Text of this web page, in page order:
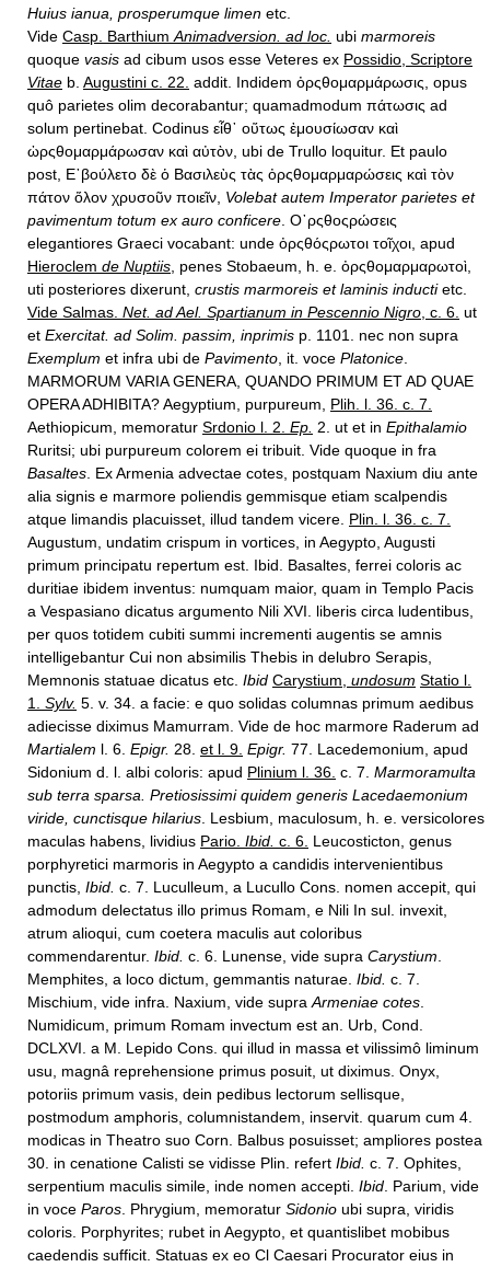
Huius ianua, prosperumque limen etc.
Vide Casp. Barthium Animadversion. ad loc. ubi marmoreis
quoque vasis ad cibum usos esse Veteres ex Possidio, Scriptore
Vitae b. Augustini c. 22. addit. Indidem ὀρςθομαρμάρωσις, opus
quô parietes olim decorabantur; quamadmodum πάτωσις ad
solum pertinebat. Codinus εἶθ᾿ οὕτως ἐμουσίωσαν καὶ
ὠρςθομαρμάρωσαν καὶ αὐτὸν, ubi de Trullo loquitur. Et paulo
post, Ε᾿βούλετο δὲ ὁ Βασιλεὺς τὰς ὀρςθομαρμαρώσεις καὶ τὸν
πάτον ὅλον χρυσοῦν ποιεῖν, Volebat autem Imperator parietes et
pavimentum totum ex auro conficere . Ο᾿ρςθοςρώσεις
elegantiores Graeci vocabant: unde ὀρςθόςρωτοι τοῖχοι, apud
Hieroclem de Nuptiis penes Stobaeum, h. e. ὀρςθομαρμαρωτοὶ,
uti posteriores dixerunt, crustis marmoreis et laminis inductietc.
Vide Salmas. Net. ad Ael. Spartianum in Pescennio Nigro , c. 6. ut
et Exercitat. ad Solim. passim, inprimis p. 1101. nec non supra
Exemplum et infra ubi de Pavimento , it. voce Platonice
MARMORUM VARIA GENERA, QUANDO PRIMUM ET AD QUAE
OPERA ADHIBITA? Aegyptium, purpureum, Plih. l. 36. c. 7.
Aethiopicum, memoratur Srdonio l. 2. Ep. 2. ut et in Epithalamio
Ruritsi; ubi purpureum colorem ei tribuit. Vide quoque in fra
Basaltes . Ex Armenia advectae cotes, postquam Naxium diu ante
alia signis e marmore poliendis gemmisque etiam scalpendis
atque limandis placuisset, illud tandem vicere. Plin. l. 36. c. 7.
Augustum, undatim crispum in vortices, in Aegypto, Augusti
primum principatu repertum est. Ibid. Basaltes, ferrei coloris ac
duritiae ibidem inventus: numquam maior, quam in Templo Pacis
a Vespasiano dicatus argumento Nili XVI. liberis circa ludentibus,
per quos totidem cubiti summi incrementi augentis se amnis
intelligebantur Cui non absimilis Thebis in delubro Serapis,
Memnonis statuae dicatus etc. Ibid Carystium, undosum Statio l.
1. Sylv. 5. v. 34. a facie: e quo solidas columnas primum aedibus
adiecisse diximus Mamurram. Vide de hoc marmore Raderum ad
Martialem l. 6. Epigr. 28. et l. 9. Epigr. 77. Lacedemonium, apud
Sidonium d. l. albi coloris: apud Plinium l. 36. c. 7. Marmoramulta
sub terra sparsa. Pretiosissimi quidem generis Lacedaemonium
viride, cunctisque hilarius . Lesbium, maculosum, h. e. versicolores
maculas habens, lividius Pario. Ibid. c. 6. Leucosticton, genus
porphyretici marmoris in Aegypto a candidis intervenientibus
punctis, Ibid. c. 7. Luculleum, a Lucullo Cons. nomen accepit, qui
admodum delectatus illo primus Romam, e Nili In sul. invexit,
atrum alioqui, cum coetera maculis aut coloribus
commendarentur. Ibid. c. 6. Lunense, vide supra Carystium
Memphites, a loco dictum, gemmantis naturae. Ibid. c. 7.
Mischium, vide infra. Naxium, vide supra Armeniae cotes
Numidicum, primum Romam invectum est an. Urb, Cond.
DCLXVI. a M. Lepido Cons. qui illud in massa et vilissimô liminum
usu, magnâ reprehensione primus posuit, ut diximus. Onyx,
potoriis primum vasis, dein pedibus lectorum sellisque,
postmodum amphoris, columnistandem, inservit. quarum cum 4.
modicas in Theatro suo Corn. Balbus posuisset; ampliores postea
30. in cenatione Calisti se vidisse Plin. refert Ibid. c. 7. Ophites,
serpentium maculis simile, inde nomen accepti. Ibid . Parium, vide
in voce Paros . Phrygium, memoratur Sidonio ubi supra, viridis
coloris. Porphyrites; rubet in Aegypto, et quantislibet mobibus
caedendis sufficit. Statuas ex eo Cl Caesari Procurator eius in